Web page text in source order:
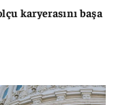
karyerasını başa